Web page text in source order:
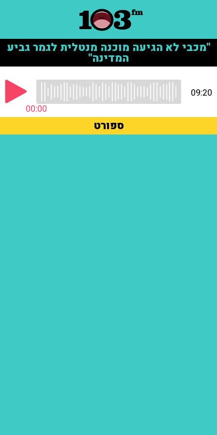
"מכבי לא הגיעה מוכנה מנטלית לגמר גביע
המדינה"
00:00
09:20
ספורט